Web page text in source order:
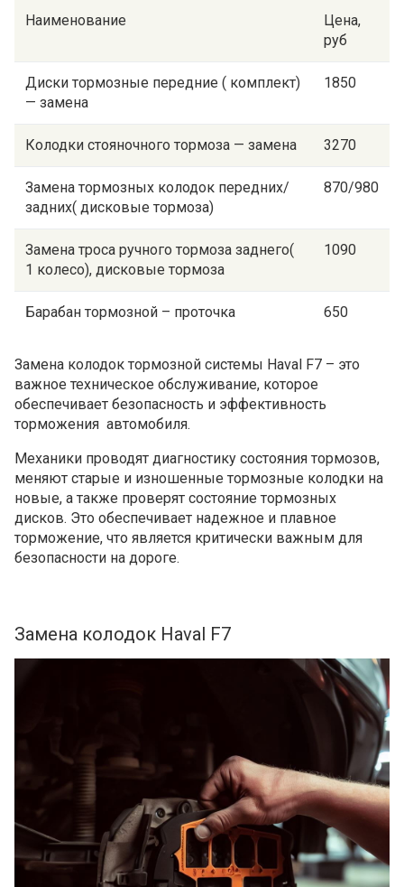
Наименование
Цена,
руб
Диски тормозные передние ( комплект)
— замена
1850
Колодки стояночного тормоза — замена 3270
Замена тормозных колодок передних/
задних( дисковые тормоза)
870/980
Замена троса ручного тормоза заднего(
1 колесо), дисковые тормоза
1090
Барабан тормозной – проточка 650
Замена колодок тормозной системы Haval F7 – это
важное техническое обслуживание, которое
обеспечивает безопасность и эффективность
торможения автомобиля.
Механики проводят диагностику состояния тормозов,
меняют старые и изношенные тормозные колодки на
новые, а также проверят состояние тормозных
дисков. Это обеспечивает надежное и плавное
торможение, что является критически важным для
безопасности на дороге.
Замена колодок Haval F7